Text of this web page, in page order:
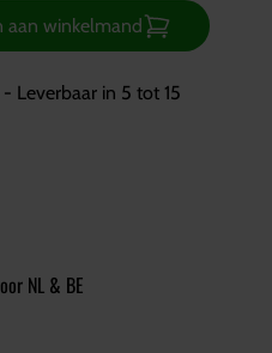
aan winkelmand
Leverbaar in 5 tot 15
NL & BE